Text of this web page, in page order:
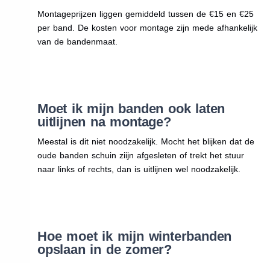
Montageprijzen liggen gemiddeld tussen de €15 en €25
per band. De kosten voor montage zijn mede afhankelijk
van de bandenmaat.
Moet ik mijn banden ook laten
uitlijnen na montage?
Meestal is dit niet noodzakelijk. Mocht het blijken dat de
oude banden schuin ziijn afgesleten of trekt het stuur
naar links of rechts, dan is uitlijnen wel noodzakelijk.
Hoe moet ik mijn winterbanden
opslaan in de zomer?